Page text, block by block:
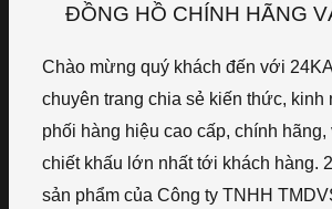
ĐỒNG HỒ CHÍNH HÃNG
Chào mừng quý khách đến với
chuyên trang chia sẻ kiến thức, kinh
phối hàng hiệu cao cấp, chính
chiết khấu lớn nhất tới khách hàng.
sản phẩm của Công ty TNHH